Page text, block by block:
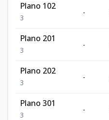
Plano 102
3
-
Plano 201
3
-
Plano 202
3
-
Plano 301
3
-